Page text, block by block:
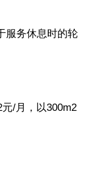
服务休息时的轮
/月，以300m2